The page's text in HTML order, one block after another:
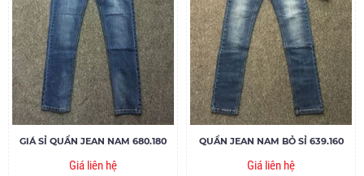
GIÁ SỈ QUẦN JEAN NAM 680.180
Giá liên hệ
QUẦN JEAN NAM BỎ SỈ 639.160
Giá liên hệ